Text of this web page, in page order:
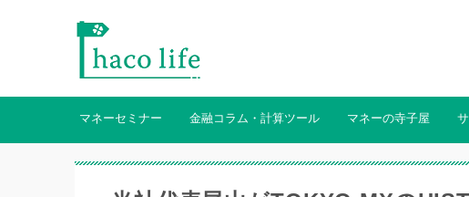
マネーセミナー 金融コラム・計算ツール マネーの寺子屋